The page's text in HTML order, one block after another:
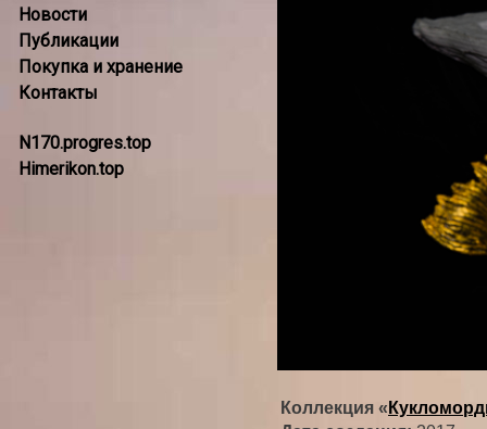
Новости
Публикации
Покупка и хранение
Контакты
N170.progres.top
Himerikon.top
Коллекция «